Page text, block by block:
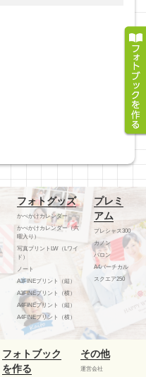
フォトグッズ
かべかけカレンダー
かべかけカレンダー（六
曜入り）
写真プリントLW（Lワイ
ド）
ノート
A3FINEプリント（縦）
A3FINEプリント（横）
A4FINEプリント（縦）
A4FINEプリント（横）
プレミ
アム
プレシャス300
カノン
バロン
A4バーチカル
スクエア250
フォトブック
を作る
その他
運営会社